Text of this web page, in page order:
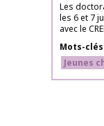
Les
les 6 et 7
avec le
Mots-clés
Jeunes